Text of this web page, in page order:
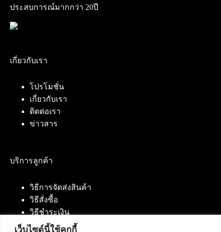
เว็บไซต์นี้ใช้คุกกี้
ประสบการณ์มากกว่า 20ปี
เกี่ยวกับเรา
โปรโมชั่น
เกี่ยวกับเรา
ติดต่อเรา
ข่าวสาร
บริการลูกค้า
วิธีการจัดส่งสินค้า
วิธีสั่งซื้อ
วิธีชำระเงิน